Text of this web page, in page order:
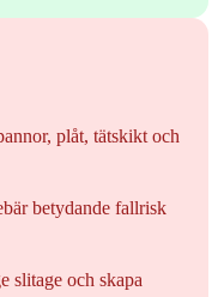
plåt, tätskikt och
betydande fallrisk
slitage och skapa